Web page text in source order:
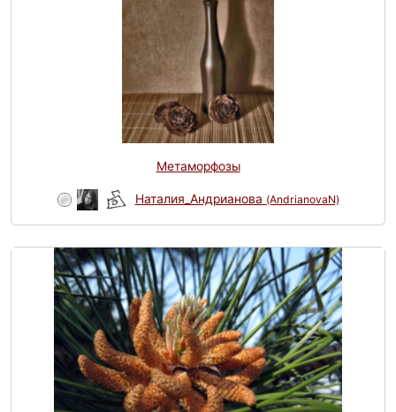
Метаморфозы
Наталия_Андрианова (AndrianovaN)